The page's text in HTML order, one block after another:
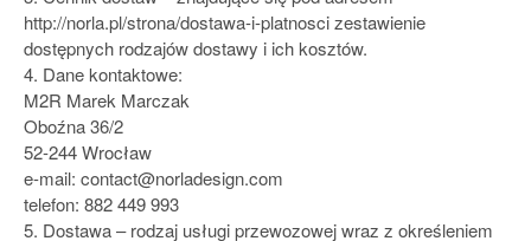
http://norla.pl/strona/dostawa-i-platnosci zestawienie
dostępnych rodzajów dostawy i ich kosztów.
4. Dane kontaktowe:
M2R Marek Marczak
Oboźna 36/2
52-244 Wrocław
e-mail: contact@norladesign.com
telefon: 882 449 993
5. Dostawa – rodzaj usługi przewozowej wraz z określeniem